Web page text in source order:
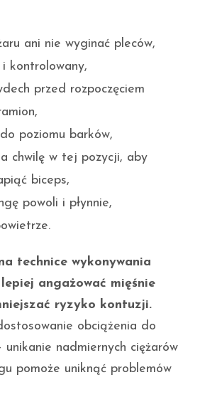
ani nie wyginać pleców,
i kontrolowany,
przed rozpoczęciem
poziomu barków,
chwilę w tej pozycji, aby
biceps,
powoli i płynnie,
technice wykonywania
angażować mięśnie
ryzyko kontuzji.
obciążenia do
unikanie nadmiernych ciężarów
pomoże uniknąć problemów